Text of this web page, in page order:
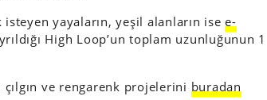
yayaların, yeşil alanların isee-
High Loop’un toplam uzunluğunun 1
ve rengarenk projelerini buradan